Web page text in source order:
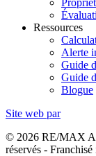
Ressources
Alerte
Guide
Guide
Blogue
Site web par
© 2026 RE/MAX
réservés -